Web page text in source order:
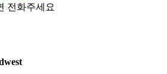
전화주세요